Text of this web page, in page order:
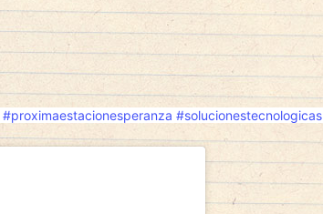
#proximaestacionesperanza #solucionestecnologicas